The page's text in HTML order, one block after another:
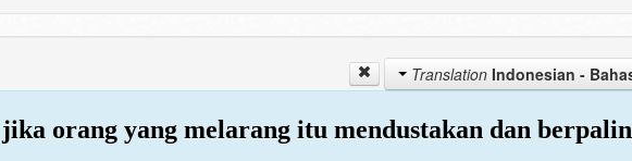
Indonesian -
orang yang melarang itu mendustakan dan